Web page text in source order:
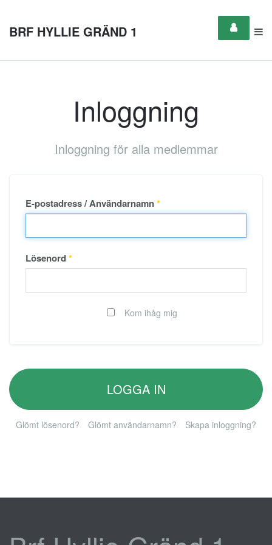
BRF HYLLIE GRÄND 1
Inloggning
Inloggning för alla medlemmar
E-postadress / Användarnamn*
Lösenord*
Kom ihåg mig
LOGGA IN
Glömt lösenord? Glömt användarnamn? Skapa inloggning?